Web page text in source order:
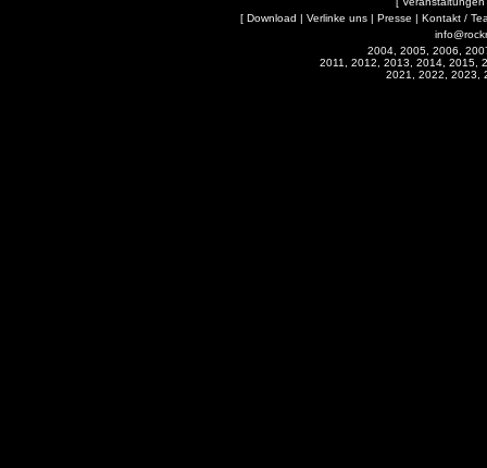
[ Download | Verlinke uns | Presse | Kontakt /
2004, 2005, 2006,
2011, 2012, 2013, 2014, 2015,
2021, 2022, 2023,